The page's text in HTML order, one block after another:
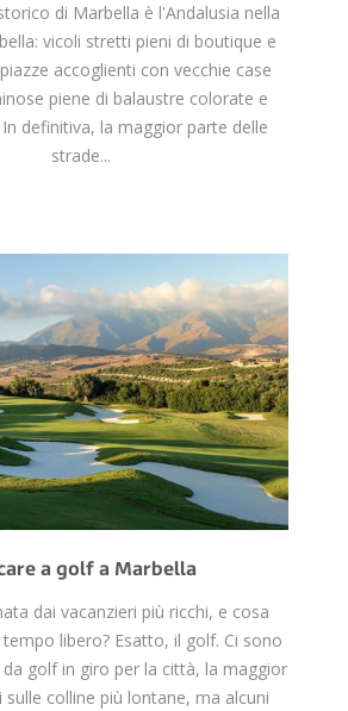
di Marbella è l'Andalusia nella
vicoli stretti pieni di boutique e
accoglienti con vecchie case
piene di balaustre colorate e
definitiva, la maggior parte delle
strade...
a golf a Marbella
dai vacanzieri più ricchi, e cosa
libero? Esatto, il golf. Ci sono
golf in giro per la città, la maggior
sulle colline più lontane, ma alcuni